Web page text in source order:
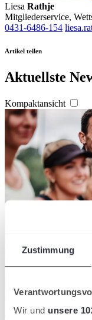
Zustimmung
Wir und unsere
Liesa Rathje
Mitgliederservice,
0431-6486-154
Artikel teilen
Aktuellste
Kompaktansicht
Der DTB verzeichnet